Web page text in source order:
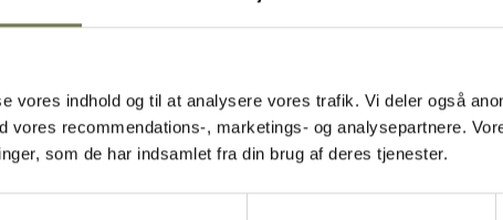
vores indhold og til at analysere vores trafik. Vi deler også
vores recommendations-, marketings- og analysepartnere.
som de har indsamlet fra din brug af deres tjenester.
maden
er
og
og
giver
Med
og